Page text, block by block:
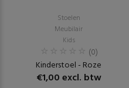
Stoelen
Meubilair
Kids
(0)
Kinderstoel - Roze
€1,00 excl. btw